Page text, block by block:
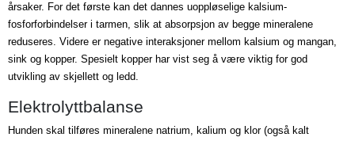
årsaker. For det første kan det dannes uoppløselige kalsium-
fosforforbindelser i tarmen, slik at absorpsjon av begge mineralene
reduseres. Videre er negative interaksjoner mellom kalsium og mangan,
sink og kopper. Spesielt kopper har vist seg å være viktig for god
utvikling av skjellett og ledd.
Elektrolyttbalanse
Hunden skal tilføres mineralene natrium, kalium og klor (også kalt